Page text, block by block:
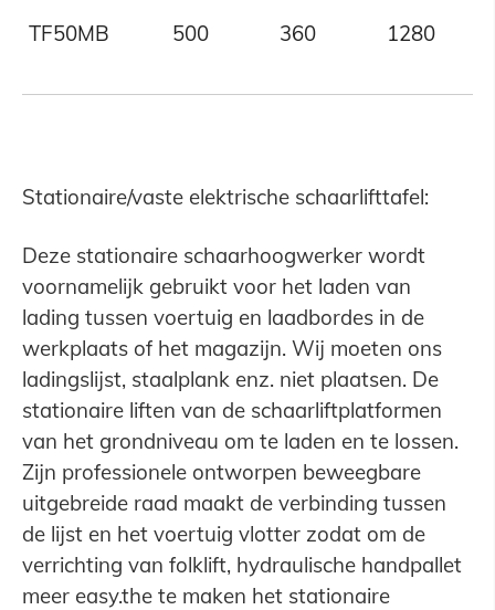
TF50MB 500 360 1280
Stationaire/vaste elektrische schaarlifttafel:
Deze stationaire schaarhoogwerker wordt
voornamelijk gebruikt voor het laden van
lading tussen voertuig en laadbordes in de
werkplaats of het magazijn. Wij moeten ons
ladingslijst, staalplank enz. niet plaatsen. De
stationaire liften van de schaarliftplatformen
van het grondniveau om te laden en te lossen.
Zijn professionele ontworpen beweegbare
uitgebreide raad maakt de verbinding tussen
de lijst en het voertuig vlotter zodat om de
verrichting van folklift, hydraulische handpallet
meer easy.the te maken het stationaire